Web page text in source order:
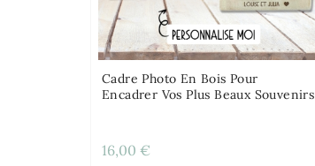
Cadre Photo En Bois Pour
Encadrer Vos Plus Beaux Souvenirs
16,00 €